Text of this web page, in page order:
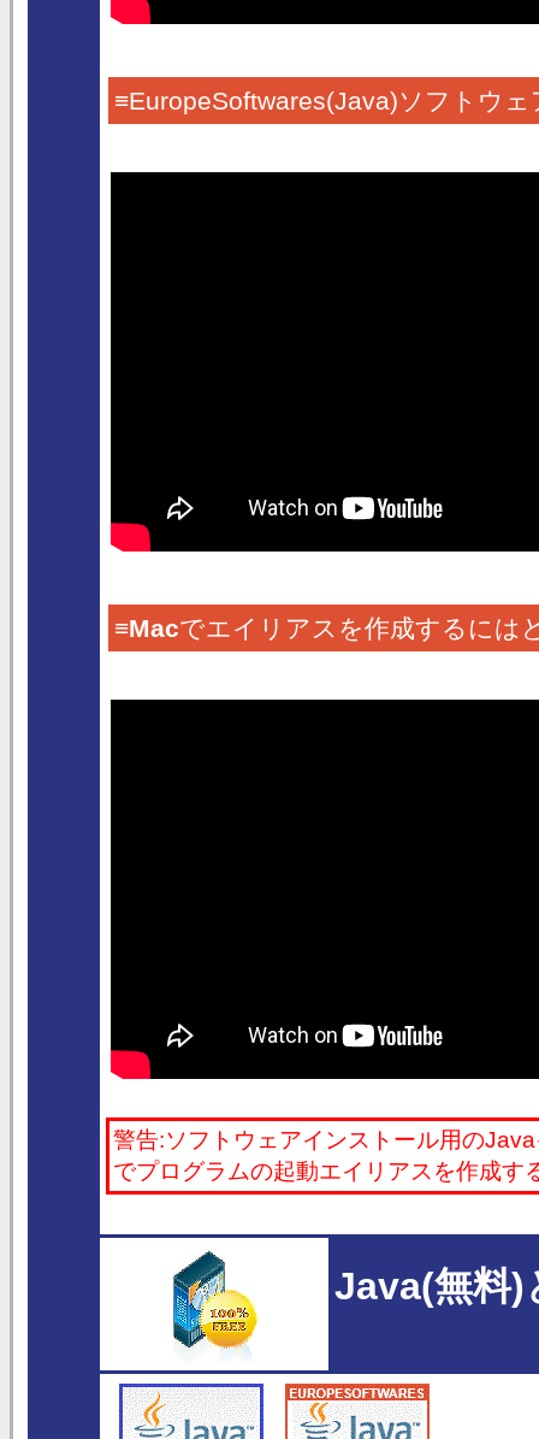
≡EuropeSoftwares(Java)ソフトウ
≡Macでエイリアスを作成するには
警告:ソフトウェアインストール用の
でプログラムの起動エイリアスを作成す
Java(無料)